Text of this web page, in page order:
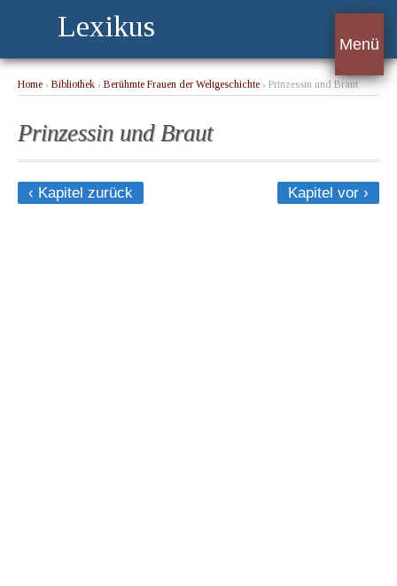
Lexikus
Menü
Home › Bibliothek › Berühmte Frauen der Weltgeschichte › Prinzessin und Braut
Prinzessin und Braut
‹ Kapitel zurück Kapitel vor ›